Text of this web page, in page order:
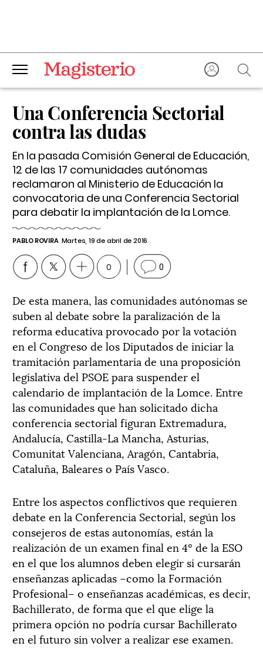
Una Conferencia Sectorial
contra las dudas
En la pasada Comisión General de Educación,
12 de las 17 comunidades autónomas
reclamaron al Ministerio de Educación la
convocatoria de una Conferencia Sectorial
para debatir la implantación de la Lomce.
PABLO ROVIRA Martes, 19 de abril de 2016
0 0
De esta manera, las comunidades autónomas se
suben al debate sobre la paralización de la
reforma educativa provocado por la votación
en el Congreso de los Diputados de iniciar la
tramitación parlamentaria de una proposición
legislativa del PSOE para suspender el
calendario de implantación de la Lomce. Entre
las comunidades que han solicitado dicha
conferencia sectorial figuran Extremadura,
Andalucía, Castilla-La Mancha, Asturias,
Comunitat Valenciana, Aragón, Cantabria,
Cataluña, Baleares o País Vasco.
Entre los aspectos conflictivos que requieren
debate en la Conferencia Sectorial, según los
consejeros de estas autonomías, están la
realización de un examen final en 4º de la ESO
en el que los alumnos deben elegir si cursarán
enseñanzas aplicadas –como la Formación
Profesional– o enseñanzas académicas, es decir,
Bachillerato, de forma que el que elige la
primera opción no podría cursar Bachillerato
en el futuro sin volver a realizar ese examen.